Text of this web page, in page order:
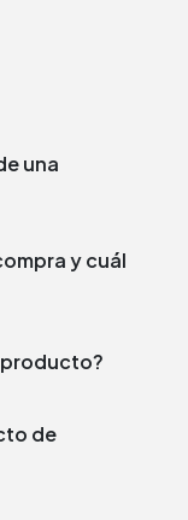
producto?